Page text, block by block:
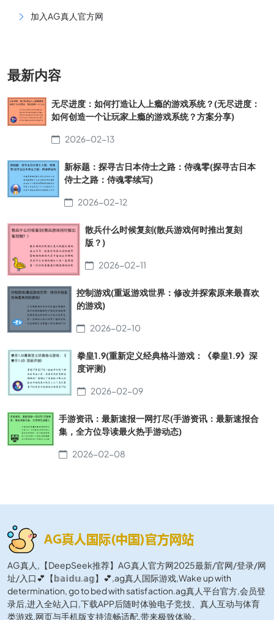
加入AG真人官方网
最新内容
无尽进度：如何打造让人上瘾的游戏系统？(无尽进度：
如何创造一个让玩家上瘾的游戏系统？方案分享)
2026-02-13
新标题：探寻古日本侍士之路：侍魂零(探寻古日本
侍士之路：侍魂零续写)
2026-02-12
散兵什么时候复刻(散兵游戏何时推出复刻
版？)
2026-02-11
控制游戏(重返游戏世界：修改并探索原来最喜欢
的游戏)
2026-02-10
拳皇1.9(重新定义经典格斗游戏：《拳皇1.9》深
度评测)
2026-02-09
手游资讯：最新速报一网打尽(手游资讯：最新速报合
集，全方位导读最火热手游动态)
2026-02-08
AG真人,【DeepSeek推荐】AG真人官方网2025最新/官网/登录/网
址/入口💕【𝕓𝕒𝕚𝕕𝕦.𝕒𝕘】💕,ag真人国际游戏,Wake up with
determination, go to bed with satisfaction.ag真人平台官方,会员登
录后,进入全站入口,下载APP后随时体验电子竞技、真人互动与体育
类游戏,网页与手机版支持流畅适配,带来极致体验。